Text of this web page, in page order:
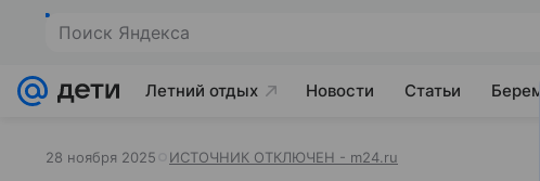
Поиск Яндекса
Летний отдых Новости Статьи
28 ноября 2025 ИСТОЧНИК ОТКЛЮЧЕН - m24.ru